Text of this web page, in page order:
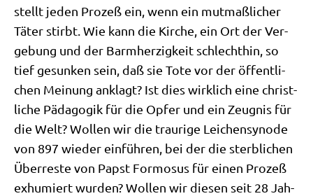
stellt jeden Pro­zeß ein, wenn ein mut­maß­li­cher
Täter stirbt. Wie kann die Kir­che, ein Ort der Ver­
ge­bung und der Barm­her­zig­keit schlecht­hin, so
tief gesun­ken sein, daß sie Tote vor der öffent­li­
chen Mei­nung anklagt? Ist dies wirk­lich eine christ­
li­che Päd­ago­gik für die Opfer und ein Zeug­nis für
die Welt? Wol­len wir die trau­ri­ge Lei­chen­syn­ode
von 897 wie­der ein­füh­ren, bei der die sterb­li­chen
Über­re­ste von Papst For­mos­us für einen Pro­zeß
exhu­miert wur­den? Wol­len wir die­sen seit 28 Jah­